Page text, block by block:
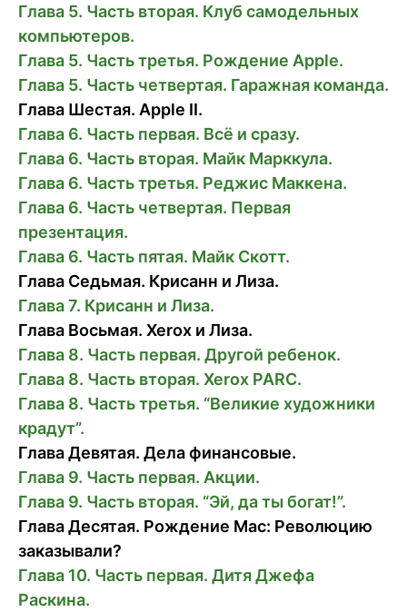
Глава 5. Часть вторая. Клуб самодельных
компьютеров.
Глава 5. Часть третья. Рождение Apple.
Глава 5. Часть четвертая. Гаражная команда.
Глава Шестая. Apple II.
Глава 6. Часть первая. Всё и сразу.
Глава 6. Часть вторая. Майк Марккула.
Глава 6. Часть третья. Реджис Маккена.
Глава 6. Часть четвертая. Первая
презентация.
Глава 6. Часть пятая. Майк Скотт.
Глава Седьмая. Крисанн и Лиза.
Глава 7. Крисанн и Лиза.
Глава Восьмая. Xerox и Лиза.
Глава 8. Часть первая. Другой ребенок.
Глава 8. Часть вторая. Xerox PARC.
Глава 8. Часть третья. “Великие художники
крадут”.
Глава Девятая. Дела финансовые.
Глава 9. Часть первая. Акции.
Глава 9. Часть вторая. “Эй, да ты богат!”.
Глава Деcятая. Рождение Mac: Революцию
заказывали?
Глава 10. Часть первая. Дитя Джефа
Раскина.